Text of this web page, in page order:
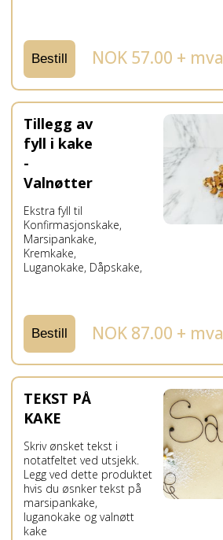
Bestill NOK 57.00 + mva
Tillegg av
fyll i kake
-
Valnøtter
Ekstra fyll til
Konfirmasjonskake,
Marsipankake,
Kremkake,
Luganokake, Dåpskake,
Bestill NOK 87.00 + mva
TEKST PÅ
KAKE
Skriv ønsket tekst i
notatfeltet ved utsjekk.
Legg ved dette produktet
hvis du øsnker tekst på
marsipankake,
luganokake og valnøtt
kake